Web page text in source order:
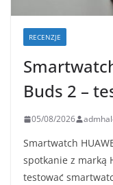
RECENZJE
Buds 2 –
05/08/2026
Smartwatch
spotkanie z marką
testować